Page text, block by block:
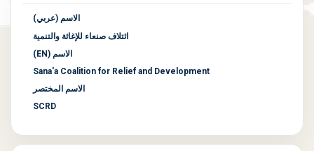
الاسم (عربي)
ائتلاف صنعاء للإغاثة والتنمية
الاسم (EN)
Sana'a Coalition for Relief and Development
الاسم المختصر
SCRD